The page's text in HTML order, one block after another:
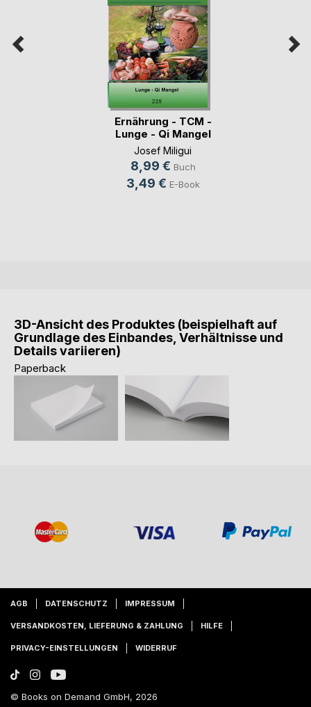
Ernährung - TCM -
Lunge - Qi Mangel
Josef Miligui
8,99 € Buch
3,49 € E-Book
3D-Ansicht des Produktes (beispielhaft auf
Grundlage des Einbandes, Verhältnisse und
Details variieren)
Paperback
AGB DATENSCHUTZ IMPRESSUM
VERSANDKOSTEN, LIEFERUNG & ZAHLUNG HILFE
PRIVACY-EINSTELLUNGEN WIDERRUF
© Books on Demand GmbH, 2026